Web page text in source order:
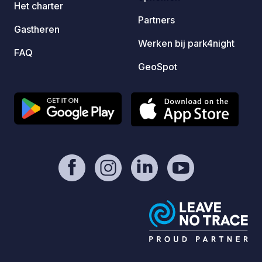
Het charter
Gastheren
FAQ
Partners
Werken bij park4night
GeoSpot